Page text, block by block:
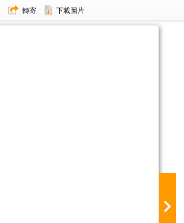
轉寄 下載圖片